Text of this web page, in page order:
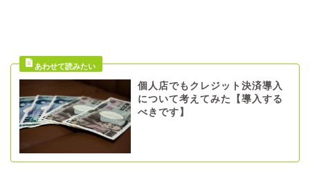
個人店でもクレジット決済導入
について考えてみた【導入する
べきです】